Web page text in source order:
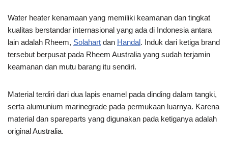
Water heater kenamaan yang memiliki keamanan dan tingkat
kualitas berstandar internasional yang ada di Indonesia antara
lain adalah Rheem, Solahart dan Handal. Induk dari ketiga brand
tersebut berpusat pada Rheem Australia yang sudah terjamin
keamanan dan mutu barang itu sendiri.
Material terdiri dari dua lapis enamel pada dinding dalam tangki,
serta alumunium marinegrade pada permukaan luarnya. Karena
material dan spareparts yang digunakan pada ketiganya adalah
original Australia.